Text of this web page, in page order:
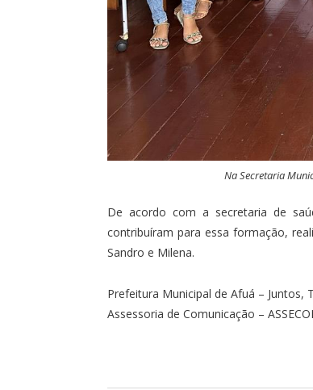
Na Secretaria
De acordo com a secretaria de
contribuíram para essa formação,
Sandro e Milena.
Prefeitura Municipal de Afuá – Juntos,
Assessoria de Comunicação –